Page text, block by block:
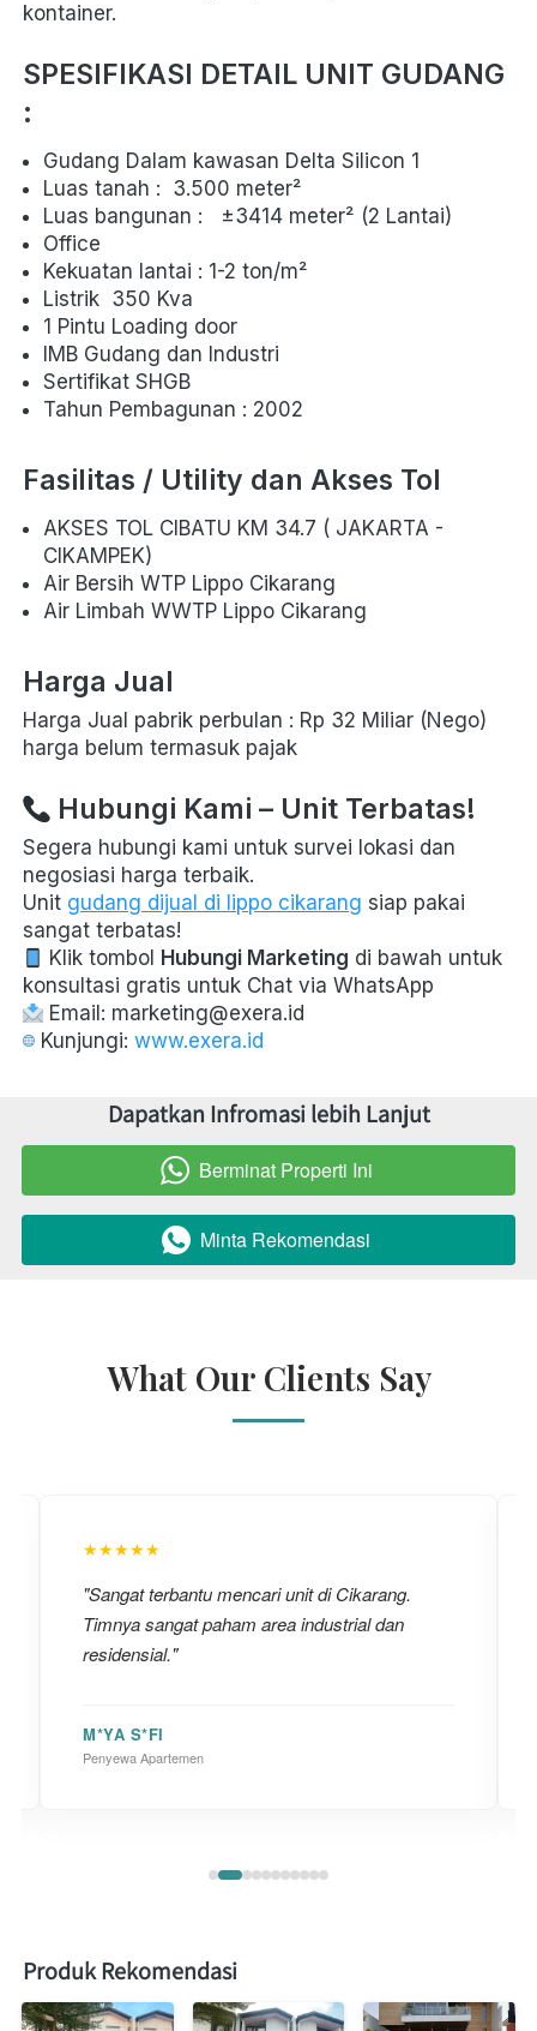
kontainer.
SPESIFIKASI DETAIL UNIT GUDANG
:
Gudang Dalam kawasan Delta Silicon 1
Luas tanah :  3.500 meter²
Luas bangunan : ±3414 meter² (2 Lantai)
Office
Kekuatan lantai : 1-2 ton/m²
Listrik 350 Kva
1 Pintu Loading door
IMB Gudang dan Industri
Sertifikat SHGB
Tahun Pembagunan : 2002
Fasilitas / Utility dan Akses Tol
AKSES TOL CIBATU KM 34.7 ( JAKARTA -
CIKAMPEK)
Air Bersih WTP Lippo Cikarang
Air Limbah WWTP Lippo Cikarang
Harga Jual
Harga Jual pabrik perbulan : Rp 32 Miliar (Nego)
harga belum termasuk pajak
Hubungi Kami – Unit Terbatas!
Segera hubungi kami untuk survei lokasi dan
negosiasi harga terbaik.
Unit gudang dijual di lippo cikarang siap pakai
sangat terbatas!
Klik tombol Hubungi Marketing di bawah untuk
konsultasi gratis untuk Chat via WhatsApp
Email: marketing@exera.id
Kunjungi: www.exera.id
Dapatkan Infromasi lebih Lanjut
` Berminat Properti Ini
` Minta Rekomendasi
What Our Clients Say
★★★★★
"Sangat terbantu mencari unit di Cikarang.
Timnya sangat paham area industrial dan
residensial."
M*YA S*FI
Penyewa Apartemen
Produk Rekomendasi